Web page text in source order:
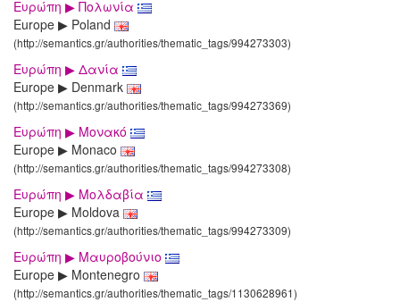
Ευρώπη ▶ Πολωνία
Europe ▶ Poland
(http://semantics.gr/authorities/thematic_tags/994273303)
Ευρώπη ▶ Δανία
Europe ▶ Denmark
(http://semantics.gr/authorities/thematic_tags/994273369)
Ευρώπη ▶ Μονακό
Europe ▶ Monaco
(http://semantics.gr/authorities/thematic_tags/994273308)
Ευρώπη ▶ Μολδαβία
Europe ▶ Moldova
(http://semantics.gr/authorities/thematic_tags/994273309)
Ευρώπη ▶ Μαυροβούνιο
Europe ▶ Montenegro
(http://semantics.gr/authorities/thematic_tags/1130628961)